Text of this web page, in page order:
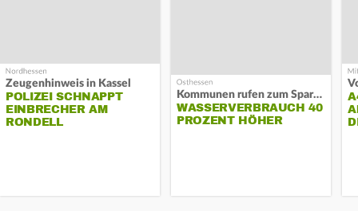
Zeugenhinweis in Kassel
POLIZEI SCHNAPPT
EINBRECHER AM
RONDELL
Kommunen rufen zum Sparen auf
WASSERVERBRAUCH 40
PROZENT HÖHER